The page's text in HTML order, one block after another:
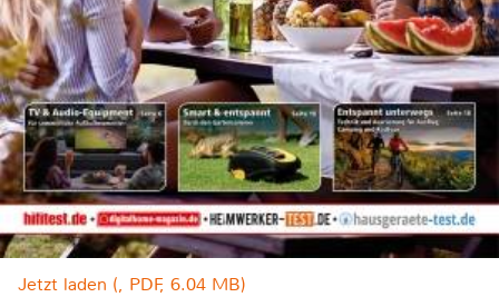
Jetzt laden (, PDF, 6.04 MB)